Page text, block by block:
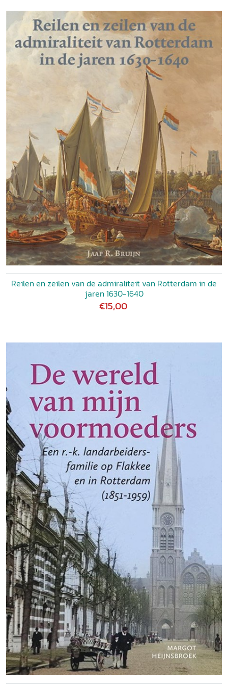
Reilen en zeilen van de admiraliteit van Rotterdam in de
jaren 1630-1640
€15,00